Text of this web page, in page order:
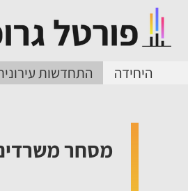
היחידה התחדשות
מסחר